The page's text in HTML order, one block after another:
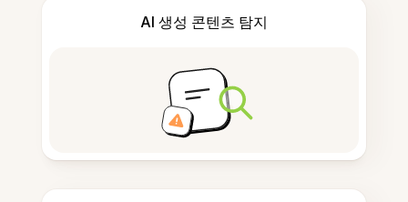
AI 생성 콘텐츠 탐지